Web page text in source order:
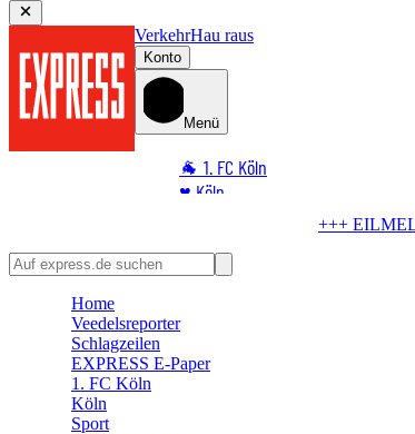
VerkehrHau raus
Konto
Menü
🐐 1. FC Köln
♥️ Köln
🏆 Sport
🛒 Shoppingwelt
Bombe im Rhein! Seilbahn stellt Betrieb
Home
Veedelsreporter
Schlagzeilen
EXPRESS E-Paper
1. FC Köln
Köln
Sport